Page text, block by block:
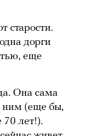
старости.
дорги
еще
Она сама
ним (еще бы,
70 лет!).